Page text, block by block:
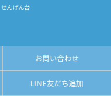
お問い合わせ
LINE友だち追加
せんげん台
インスタグラム